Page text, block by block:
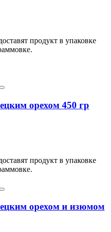
продукт в упаковке
орехом 450 гр
продукт в упаковке
орехом и изюмом